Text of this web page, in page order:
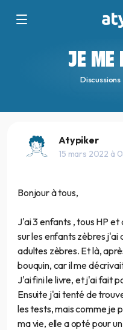
JE ME
Discussions
Atypiker
15 mars 2022 à
Bonjour à tous,
J'ai 3 enfants , tous HP
sur les enfants zèbres j'ai
adultes zèbres. Et là,
bouquin, car il me
J'ai fini le livre, et j'ai fait
Ensuite j'ai tenté de
les tests, mais comme je
ma vie, elle a opté pour un